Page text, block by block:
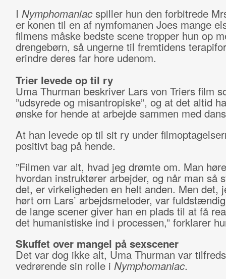
I Nymphomaniac spiller hun den forbitrede
er konen til en af nymfomanen Joes mange
filmens måske bedste scene tropper hun op
drengebørn, så ungerne til fremtidens
erindre deres far hore udenom.
Trier levede op til ry
Uma Thurman beskriver Lars von Triers film
”udsyrede og misantropiske”, og at det altid
ønske for hende at arbejde sammen med
At han levede op til sit ry under
positivt bag på hende.
”Filmen var alt, hvad jeg drømte om. Man
hvordan instruktører arbejder, og når man så
det, er virkeligheden en helt anden. Men det,
hørt om Lars’ arbejdsmetoder, var
de lange scener giver han en plads til at få
det humanistiske ind i processen,” forklarer
Skuffet over mangel på sexscener
Det var dog ikke alt, Uma Thurman var
vedrørende sin rolle i Nymphomaniac.